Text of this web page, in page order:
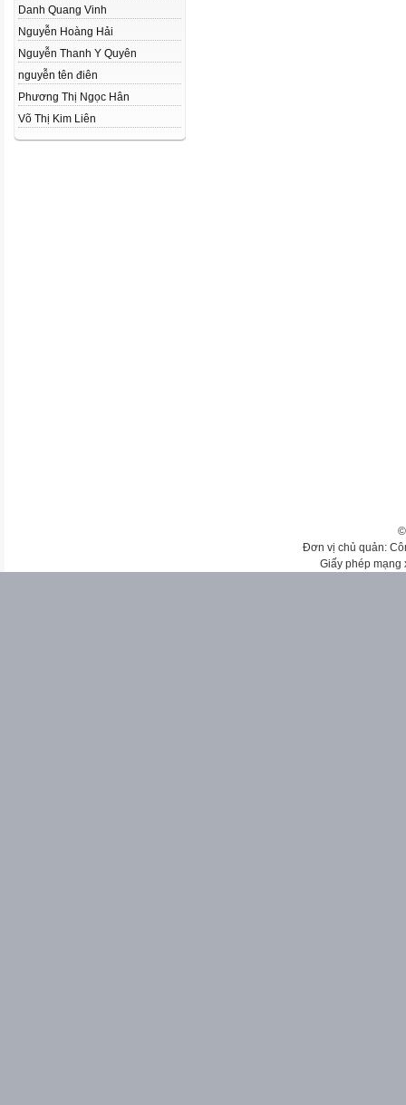
Danh Quang Vinh
Nguyễn Hoàng Hải
Nguyễn Thanh Y Quyên
nguyễn tên điên
Phương Thị Ngọc Hân
Võ Thị Kim Liên
Đơn vị chủ quản:
Giấy phép mạng